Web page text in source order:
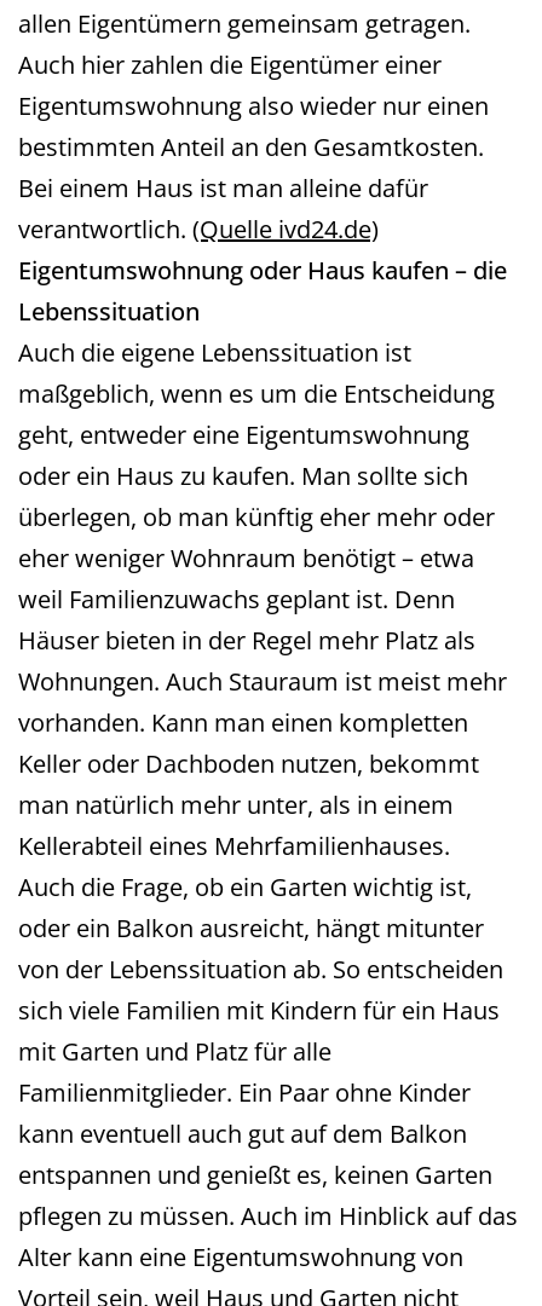
allen Eigentümern gemeinsam getragen.
Auch hier zahlen die Eigentümer einer
Eigentumswohnung also wieder nur einen
bestimmten Anteil an den Gesamtkosten.
Bei einem Haus ist man alleine dafür
verantwortlich. (Quelle ivd24.de)
Eigentumswohnung oder Haus kaufen – die
Lebenssituation
Auch die eigene Lebenssituation ist
maßgeblich, wenn es um die Entscheidung
geht, entweder eine Eigentumswohnung
oder ein Haus zu kaufen. Man sollte sich
überlegen, ob man künftig eher mehr oder
eher weniger Wohnraum benötigt – etwa
weil Familienzuwachs geplant ist. Denn
Häuser bieten in der Regel mehr Platz als
Wohnungen. Auch Stauraum ist meist mehr
vorhanden. Kann man einen kompletten
Keller oder Dachboden nutzen, bekommt
man natürlich mehr unter, als in einem
Kellerabteil eines Mehrfamilienhauses.
Auch die Frage, ob ein Garten wichtig ist,
oder ein Balkon ausreicht, hängt mitunter
von der Lebenssituation ab. So entscheiden
sich viele Familien mit Kindern für ein Haus
mit Garten und Platz für alle
Familienmitglieder. Ein Paar ohne Kinder
kann eventuell auch gut auf dem Balkon
entspannen und genießt es, keinen Garten
pflegen zu müssen. Auch im Hinblick auf das
Alter kann eine Eigentumswohnung von
Vorteil sein, weil Haus und Garten nicht